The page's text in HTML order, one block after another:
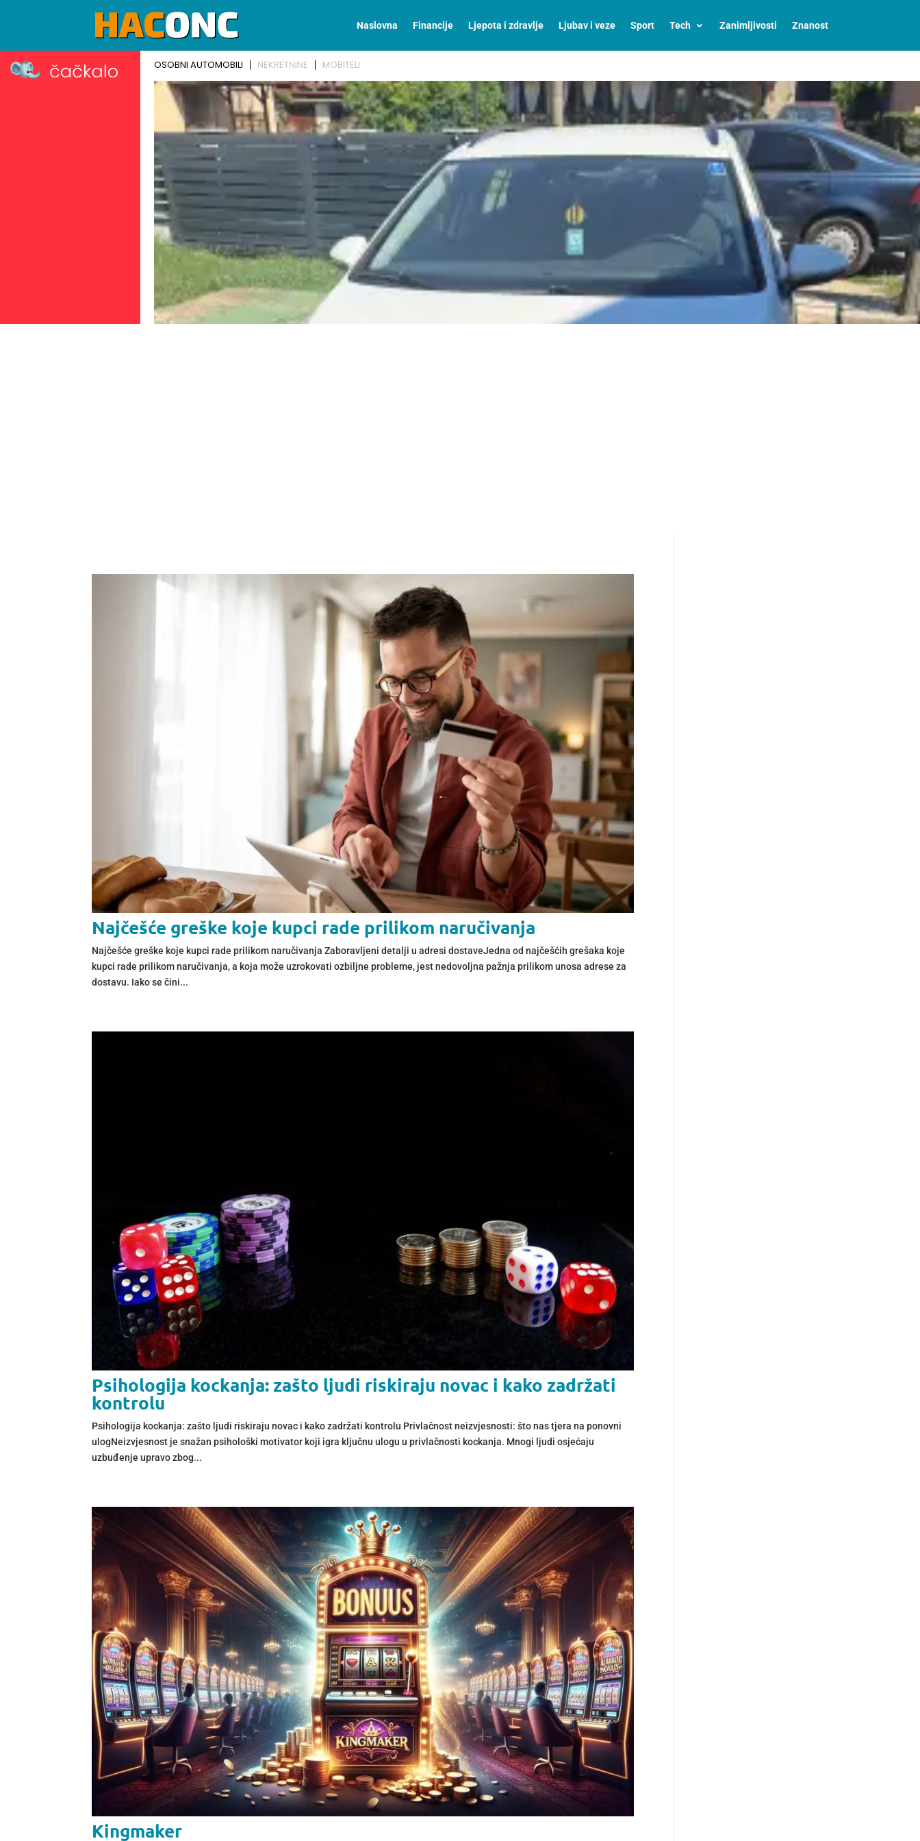
Naslovna Financije Ljepota i zdravlje Ljubav i veze Sport Tech Zanimljivosti Znanost
Najčešće greške koje kupci rade prilikom naručivanja
Najčešće greške koje kupci rade prilikom naručivanja Zaboravljeni detalji u adresi dostaveJedna od najčešćih grešaka koje
kupci rade prilikom naručivanja, a koja može uzrokovati ozbiljne probleme, jest nedovoljna pažnja prilikom unosa adrese za
dostavu. Iako se čini...
Psihologija kockanja: zašto ljudi riskiraju novac i kako zadržati
kontrolu
Psihologija kockanja: zašto ljudi riskiraju novac i kako zadržati kontrolu Privlačnost neizvjesnosti: što nas tjera na ponovni
ulogNeizvjesnost je snažan psihološki motivator koji igra ključnu ulogu u privlačnosti kockanja. Mnogi ljudi osjećaju
uzbuđenje upravo zbog...
Kingmaker